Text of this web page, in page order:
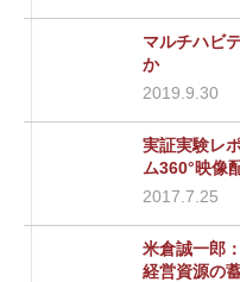
マルチハビ
か
2019.9.30
実証実験レ
ム360°映像
2017.7.25
米倉誠一郎
経営資源の